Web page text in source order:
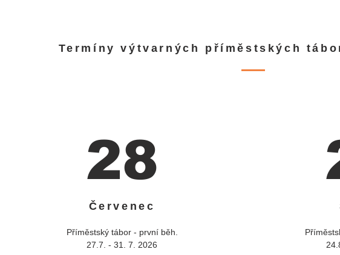
Termíny výtvarných příměstských
28
Červenec
Příměstský tábor - první běh.
27.7. - 31. 7. 2026